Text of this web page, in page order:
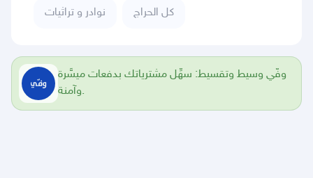
نوادر و تراثيات كل الحراج
وفّي وسيط وتقسيط: سهِّل مشترياتك بدفعات ميسَّرة
وآمنة.